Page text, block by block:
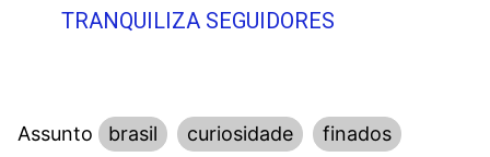
TRANQUILIZA SEGUIDORES
Assunto brasil curiosidade finados